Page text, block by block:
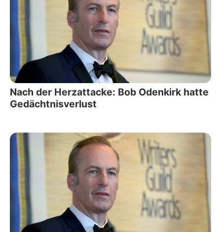
Nach der Herzattacke: Bob Odenkirk hatte
Gedächtnisverlust